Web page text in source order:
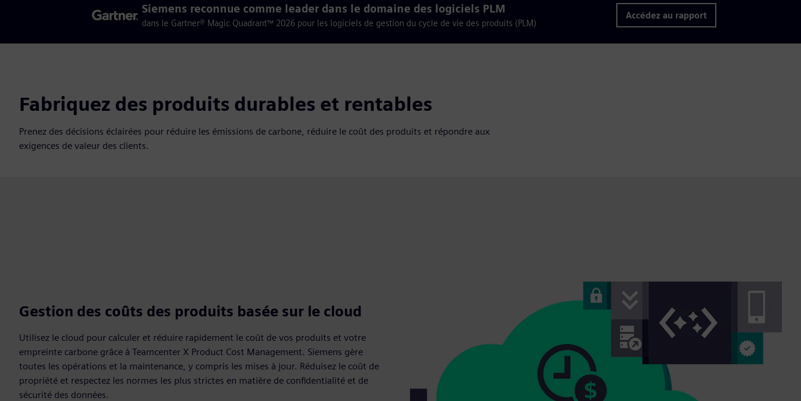
Siemens reconnue comme leader dans le domaine des logiciels PLM
dans le Gartner® Magic Quadrant™ 2026 pour les logiciels de gestion du cycle de vie des produits (PLM)
Accédez au rapport
Fabriquez des produits durables et rentables
Prenez des décisions éclairées pour réduire les émissions de carbone, réduire le coût des produits et répondre aux
exigences de valeur des clients.
Gestion des coûts des produits basée sur le cloud
Utilisez le cloud pour calculer et réduire rapidement le coût de vos produits et votre
empreinte carbone grâce à Teamcenter X Product Cost Management. Siemens gère
toutes les opérations et la maintenance, y compris les mises à jour. Réduisez le coût de
propriété et respectez les normes les plus strictes en matière de confidentialité et de
sécurité des données.